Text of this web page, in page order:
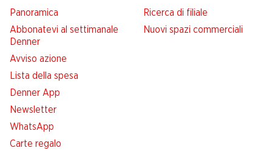
Panoramica
Abbonatevi al settimanale
Denner
Avviso azione
Lista della spesa
Denner App
Newsletter
WhatsApp
Carte regalo
Ricerca di filiale
Nuovi spazi commerciali